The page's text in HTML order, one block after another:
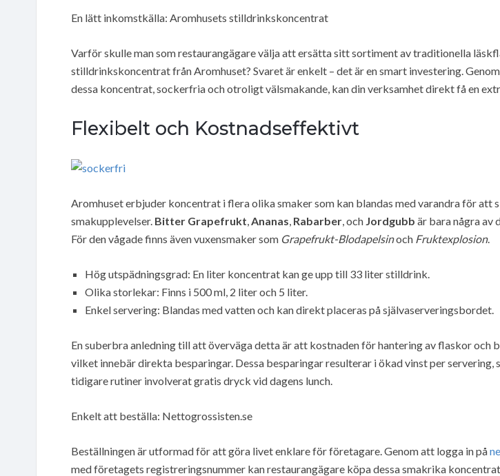
En lätt inkomstkälla: Aromhusets stilldrinkskoncentrat
Varför skulle man som restaurangägare välja att ersätta sitt sortiment av traditionella
stilldrinkskoncentrat från Aromhuset? Svaret är enkelt – det är en smart investering.
dessa koncentrat, sockerfria och otroligt välsmakande, kan din verksamhet direkt få en
Flexibelt och Kostnadseffektivt
Aromhuset erbjuder koncentrat i flera olika smaker som kan blandas med varandra för att
smakupplevelser. Bitter Grapefrukt,Ananas, Rabarber, och Jordgubb är bara några av
För den vågade finns även vuxensmaker som Grapefrukt-Blodapelsinoch Fruktexplosion.
Hög utspädningsgrad: En liter koncentrat kan ge upp till 33 liter stilldrink.
Olika storlekar: Finns i 500 ml, 2 liter och 5 liter.
Enkel servering: Blandas med vatten och kan direkt placeras på självaserveringsbordet.
En suberbra anledning till att överväga detta är att kostnaden för hantering av flaskor och
vilket innebär direkta besparingar. Dessa besparingar resulterar i ökad vinst per servering,
tidigare rutiner involverat gratis dryck vid dagens lunch.
Enkelt att beställa: Nettogrossisten.se
Beställningen är utformad för att göra livet enklare för företagare. Genom att logga in på
med företagets registreringsnummer kan restaurangägare köpa dessa smakrika